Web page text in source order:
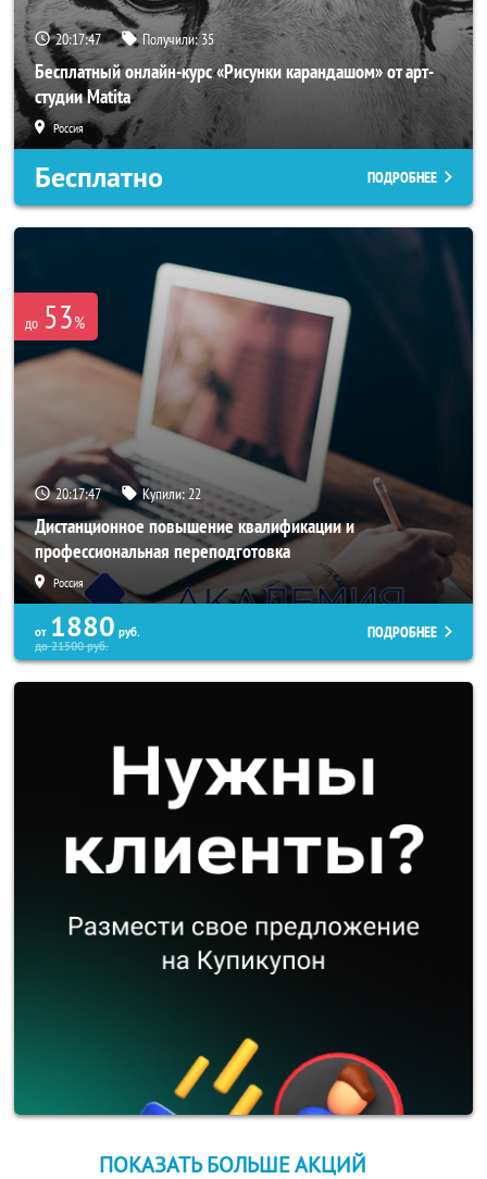
20:17:45 Получили:35
Бесплатный онлайн-курс «Рисунки карандашом» от арт-
студии Matita
Россия
Бесплатно ПОДРОБНЕЕ
до 53%
20:17:45 Купили:22
Дистанционное повышение квалификации и
профессиональная переподготовка
Россия
от 1880 руб.
до21500руб.
ПОДРОБНЕЕ
ПОКАЗАТЬ БОЛЬШЕ АКЦИЙ